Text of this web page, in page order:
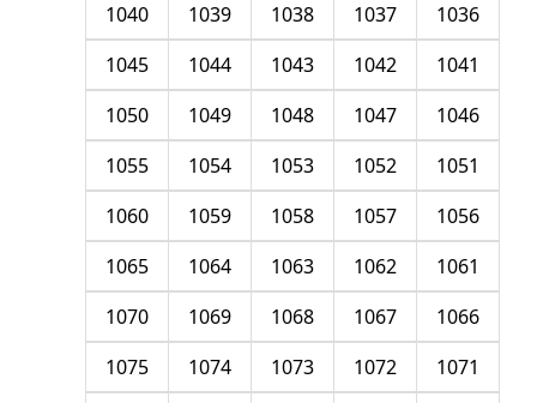
1036
1037
1038
1039
1040
1041
1042
1043
1044
1045
1046
1047
1048
1049
1050
1051
1052
1053
1054
1055
1056
1057
1058
1059
1060
1061
1062
1063
1064
1065
1066
1067
1068
1069
1070
1071
1072
1073
1074
1075